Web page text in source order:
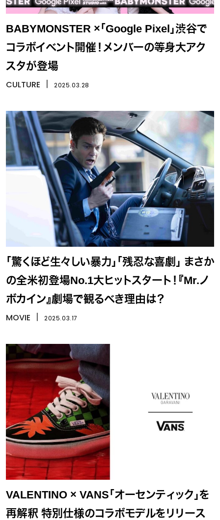
BABYMONSTER ×「Google Pixel」渋谷で
コラボイベント開催！メンバーの等身大アク
スタが登場
CULTURE 2025.03.28
「驚くほど生々しい暴力」「残忍な喜劇」 まさか
の全米初登場No.1大ヒットスタート！『Mr.ノ
ボカイン』劇場で観るべき理由は？
MOVIE 2025.03.17
VALENTINO × VANS「オーセンティック」を
再解釈 特別仕様のコラボモデルをリリース